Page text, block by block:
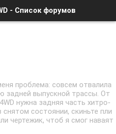
- Список форумов
проблема: совсем отвалила
задней выпускной трассы. От
нужна задняя часть хитро-
снятом состоянии, скиньте пли
чертежик, чтоб я смог наваят